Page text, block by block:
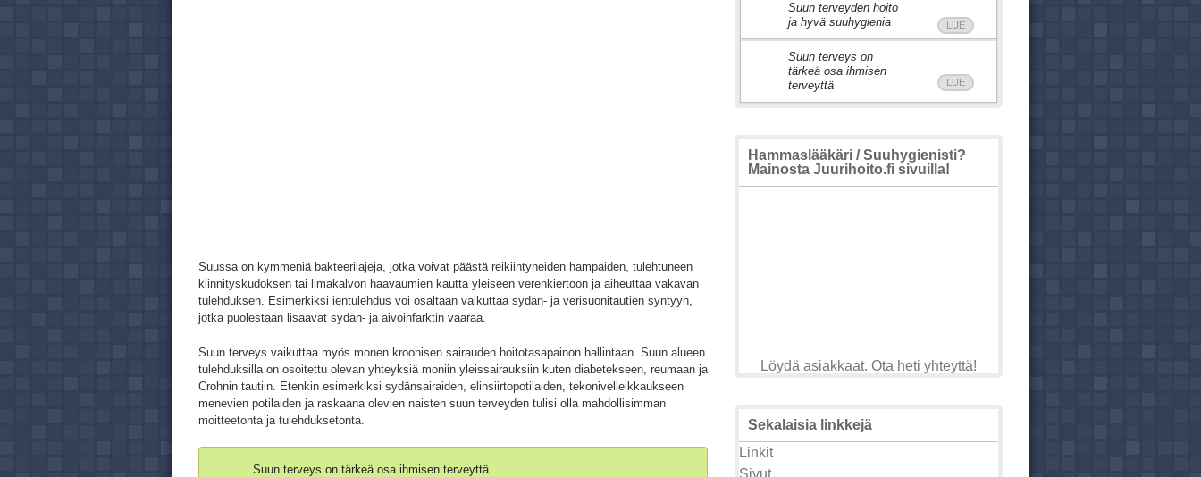
Suussa on kymmeniä bakteerilajeja, jotka voivat päästä reikiintyneiden hampaiden, tulehtuneen
kiinnityskudoksen tai limakalvon haavaumien kautta yleiseen verenkiertoon ja aiheuttaa vakavan
tulehduksen. Esimerkiksi ientulehdus voi osaltaan vaikuttaa sydän- ja verisuonitautien syntyyn,
jotka puolestaan lisäävät sydän- ja aivoinfarktin vaaraa.
Suun terveys vaikuttaa myös monen kroonisen sairauden hoitotasapainon hallintaan. Suun alueen
tulehduksilla on osoitettu olevan yhteyksiä moniin yleissairauksiin kuten diabetekseen, reumaan ja
Crohnin tautiin. Etenkin esimerkiksi sydänsairaiden, elinsiirtopotilaiden, tekonivelleikkaukseen
menevien potilaiden ja raskaana olevien naisten suun terveyden tulisi olla mahdollisimman
moitteetonta ja tulehduksetonta.
Suun terveys on tärkeä osa ihmisen terveyttä.
Suun terveyden hoito
ja hyvä suuhygienia
LUE
Suun terveys on
tärkeä osa ihmisen
terveyttä
LUE
Hammaslääkäri / Suuhygienisti?
Mainosta Juurihoito.fi sivuilla!
Löydä asiakkaat. Ota heti yhteyttä!
Sekalaisia linkkejä
Linkit